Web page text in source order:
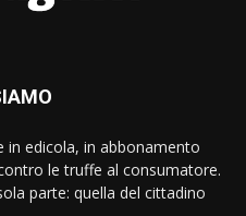
in edicola, in abbonamento
le truffe al consumatore.
parte: quella del cittadino